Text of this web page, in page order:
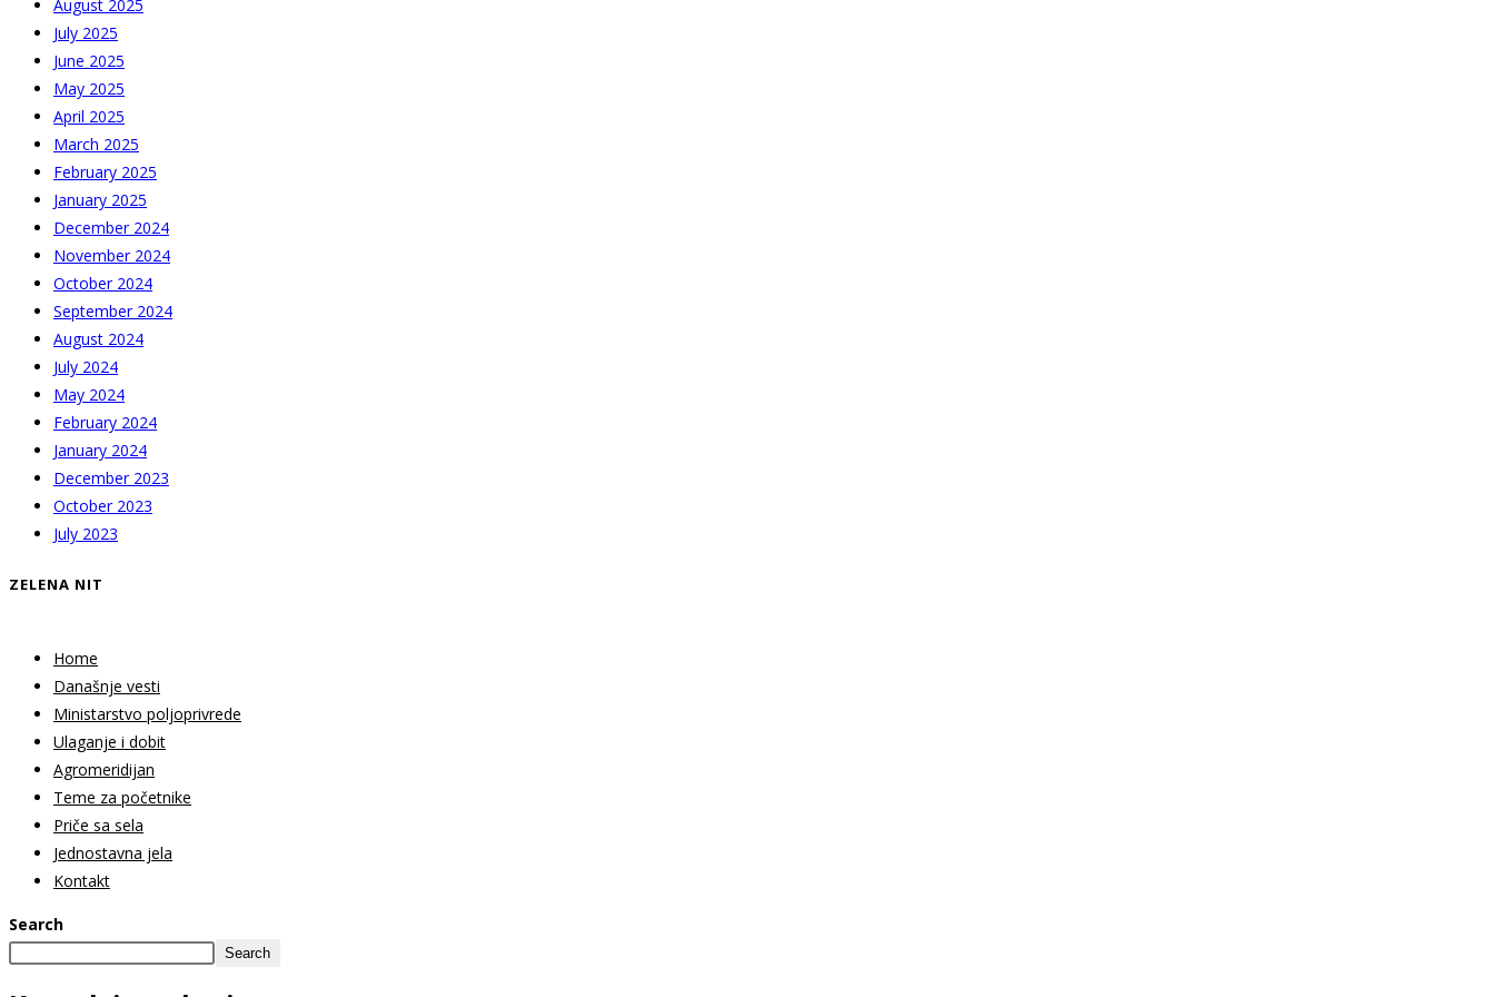
August 2025
July 2025
June 2025
May 2025
April 2025
March 2025
February 2025
January 2025
December 2024
November 2024
October 2024
September 2024
August 2024
July 2024
May 2024
February 2024
January 2024
December 2023
October 2023
July 2023
ZELENA NIT
Home
Današnje vesti
Ministarstvo poljoprivrede
Ulaganje i dobit
Agromeridijan
Teme za početnike
Priče sa sela
Jednostavna jela
Kontakt
Search
Search